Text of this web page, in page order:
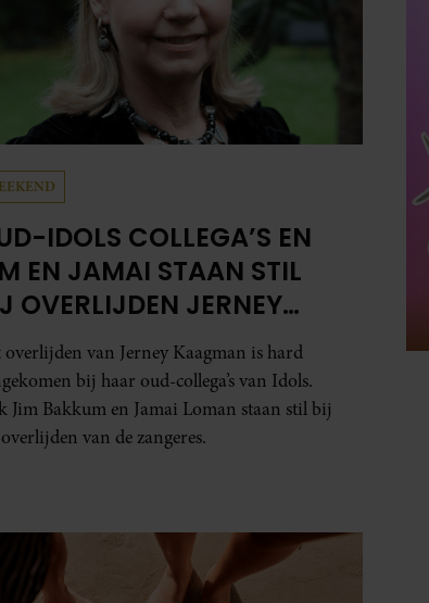
JE VOETEN OP
de temperatuur boven de 25 graden
lijken je sneakers in één klap een maat